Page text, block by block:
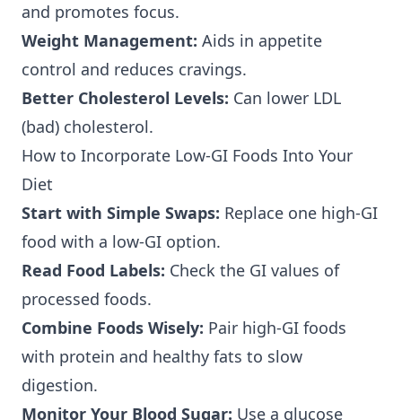
and promotes focus.
Weight Management: Aids in appetite
control and reduces cravings.
Better Cholesterol Levels: Can lower LDL
(bad) cholesterol.
How to Incorporate Low-GI Foods Into Your
Diet
Start with Simple Swaps: Replace one high-GI
food with a low-GI option.
Read Food Labels: Check the GI values of
processed foods.
Combine Foods Wisely: Pair high-GI foods
with protein and healthy fats to slow
digestion.
Monitor Your Blood Sugar: Use a glucose